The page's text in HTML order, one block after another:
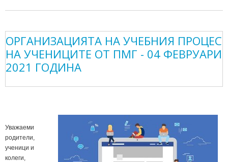
ОРГАНИЗАЦИЯТА НА УЧЕБНИЯ ПРОЦЕС
НА УЧЕНИЦИТЕ ОТ ПМГ - 04 ФЕВРУАРИ
2021 ГОДИНА
Уважаеми
родители,
ученици и
колеги,